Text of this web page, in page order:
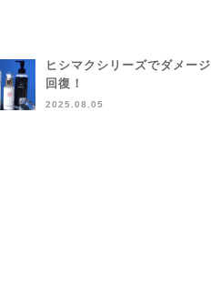
ヒシマクシリーズでダメージ
回復！
2025.08.05